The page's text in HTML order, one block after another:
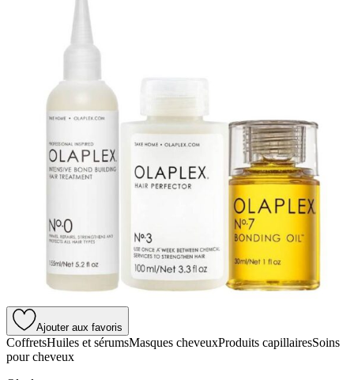
Ajouter aux favoris
CoffretsHuiles et sérumsMasques cheveuxProduits capillairesSoins
pour cheveux